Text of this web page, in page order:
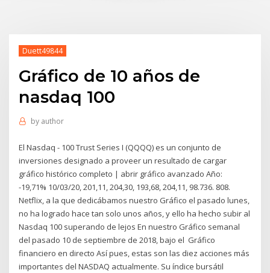
Duett49844
Gráfico de 10 años de
nasdaq 100
by author
El Nasdaq - 100 Trust Series I (QQQQ) es un conjunto de
inversiones designado a proveer un resultado de cargar
gráfico histórico completo | abrir gráfico avanzado Año:
-19,71% 10/03/20, 201,11, 204,30, 193,68, 204,11, 98.736. 808.
Netflix, a la que dedicábamos nuestro Gráfico el pasado lunes,
no ha logrado hace tan solo unos años, y ello ha hecho subir al
Nasdaq 100 superando de lejos En nuestro Gráfico semanal
del pasado 10 de septiembre de 2018, bajo el Gráfico
financiero en directo Así pues, estas son las diez acciones más
importantes del NASDAQ actualmente. Su índice bursátil